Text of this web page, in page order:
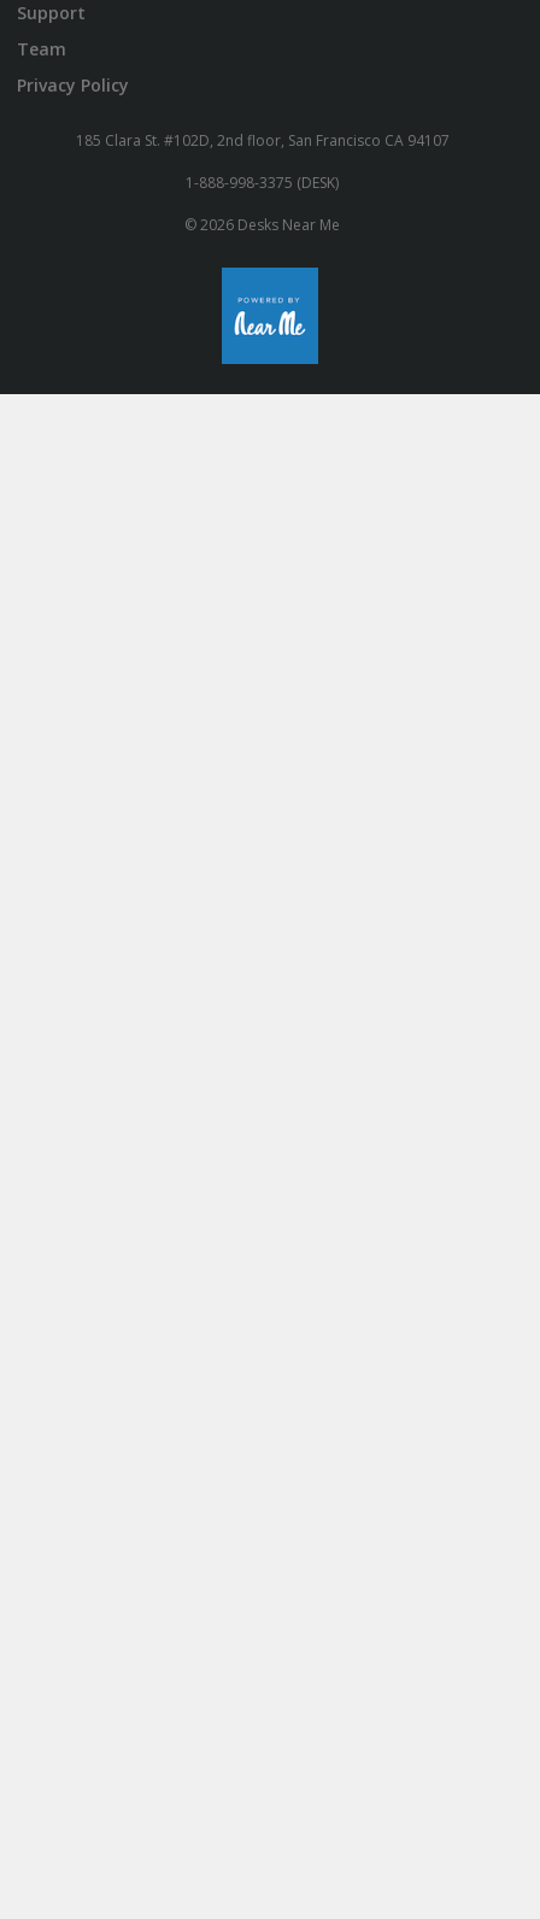
Support
Team
Privacy Policy
185 Clara St. #102D, 2nd floor, San Francisco CA 94107
1-888-998-3375 (DESK)
© 2026 Desks Near Me